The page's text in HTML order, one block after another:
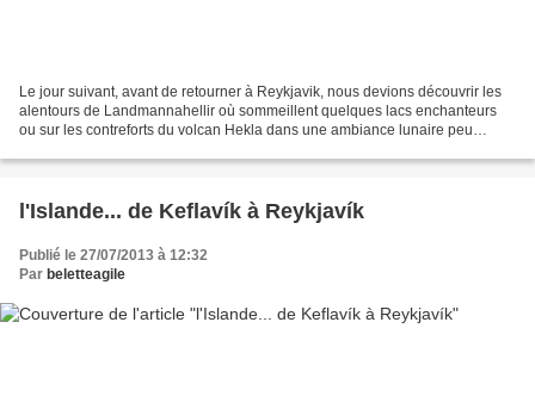
Le jour suivant, avant de retourner à Reykjavik, nous devions découvrir les
alentours de Landmannahellir où sommeillent quelques lacs enchanteurs
ou sur les contreforts du volcan Hekla dans une ambiance lunaire peu
l'Islande... de Keflavík à Reykjavík
Publié le 27/07/2013 à 12:32
Par beletteagile